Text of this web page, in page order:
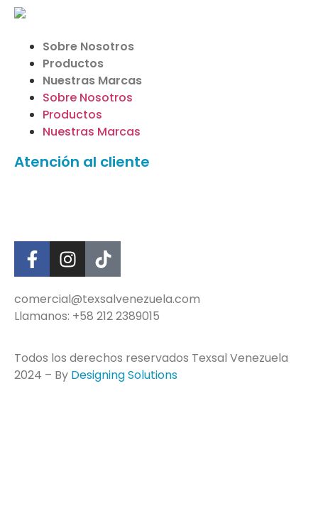
Sobre Nosotros
Productos
Nuestras Marcas
Sobre Nosotros
Productos
Nuestras Marcas
Atención al cliente
comercial@texsalvenezuela.com
Llamanos: +58 212 2389015
Todos los derechos reservados Texsal Venezuela
2024 – By Designing Solutions